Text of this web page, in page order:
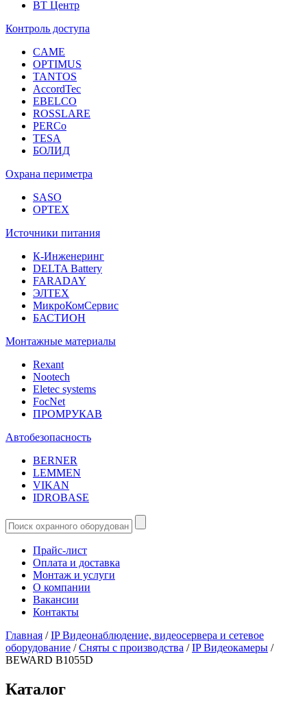
ВТ Центр
Контроль доступа
CAME
OPTIMUS
TANTOS
AccordTec
EBELCO
ROSSLARE
PERCo
TESA
БОЛИД
Охрана периметра
SASO
OPTEX
Источники питания
К-Инженеринг
DELTA Battery
FARADAY
ЭЛТЕХ
МикроКомСервис
БАСТИОН
Монтажные материалы
Rexant
Nootech
Eletec systems
FocNet
ПРОМРУКАВ
Автобезопасность
BERNER
LEMMEN
VIKAN
IDROBASE
Прайс-лист
Оплата и доставка
Монтаж и услуги
О компании
Вакансии
Контакты
Главная /IP Видеонаблюдение, видеосервера и сетевое
оборудование /Сняты с производства /IP Видеокамеры /
BEWARD B1055D
Каталог